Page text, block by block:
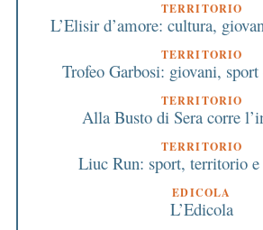
TERRITORIO
L’Elisir d’amore: cultura,
TERRITORIO
Trofeo Garbosi: giovani, sport
TERRITORIO
Alla Busto di Sera corre
TERRITORIO
Liuc Run: sport, territorio
EDICOLA
L’Edicola